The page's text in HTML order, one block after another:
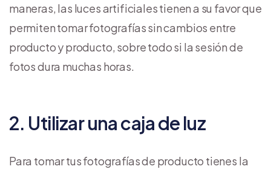
maneras, las luces artificiales tienen a su favor que
permiten tomar fotografías sin cambios entre
producto y producto, sobre todo si la sesión de
fotos dura muchas horas.
2. Utilizar una caja de luz
Para tomar tus fotografías de producto tienes la